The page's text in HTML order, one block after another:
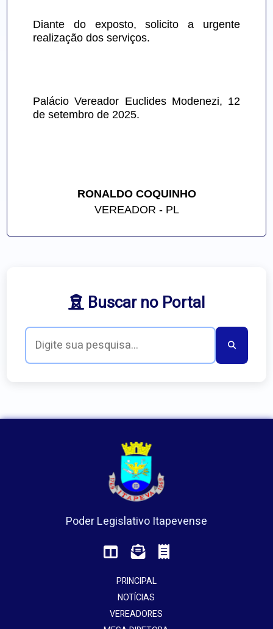
​Diante do exposto, solicito a urgente
realização dos serviços.
Palácio Vereador Euclides Modenezi, 12
de setembro de 2025.
RONALDO COQUINHO
VEREADOR - PL
Buscar no Portal
Poder Legislativo Itapevense
PRINCIPAL
NOTÍCIAS
VEREADORES